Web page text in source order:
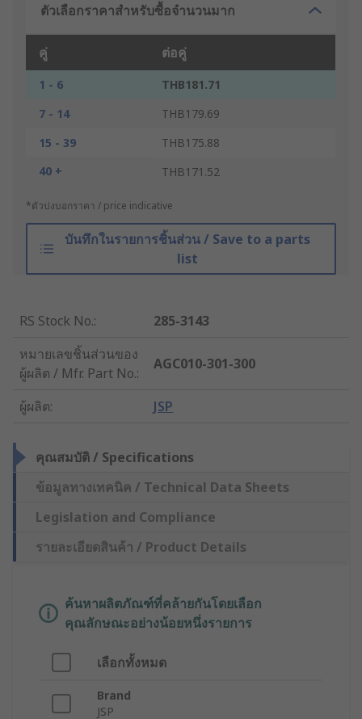
ตัวเลือกราคาสำหรับซื้อจำนวนมาก
คู่ ต่อคู่
1 - 6
THB181.71
7 - 14
THB179.69
15 - 39
THB175.88
40 +
THB171.52
*ตัวบ่งบอกราคา / price indicative
บันทึกในรายการชิ้นส่วน / Save to a parts
list
RS Stock No.:
285-3143
หมายเลขชิ้นส่วนของ
ผู้ผลิต / Mfr. Part No.:
AGC010-301-300
ผู้ผลิต: JSP
คุณสมบัติ / Specifications
ข้อมูลทางเทคนิค / Technical Data Sheets
Legislation and Compliance
รายละเอียดสินค้า / Product Details
ค้นหาผลิตภัณฑ์ที่คล้ายกันโดยเลือก
คุณลักษณะอย่างน้อยหนึ่งรายการ
เลือกทั้งหมด
Brand
JSP